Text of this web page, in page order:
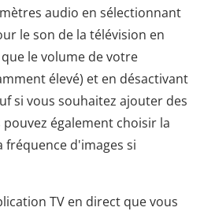
audio en sélectionnant
le son de la télévision en
le volume de votre
élevé) et en désactivant
si vous souhaitez ajouter des
également choisir la
d'images si
TV en direct que vous